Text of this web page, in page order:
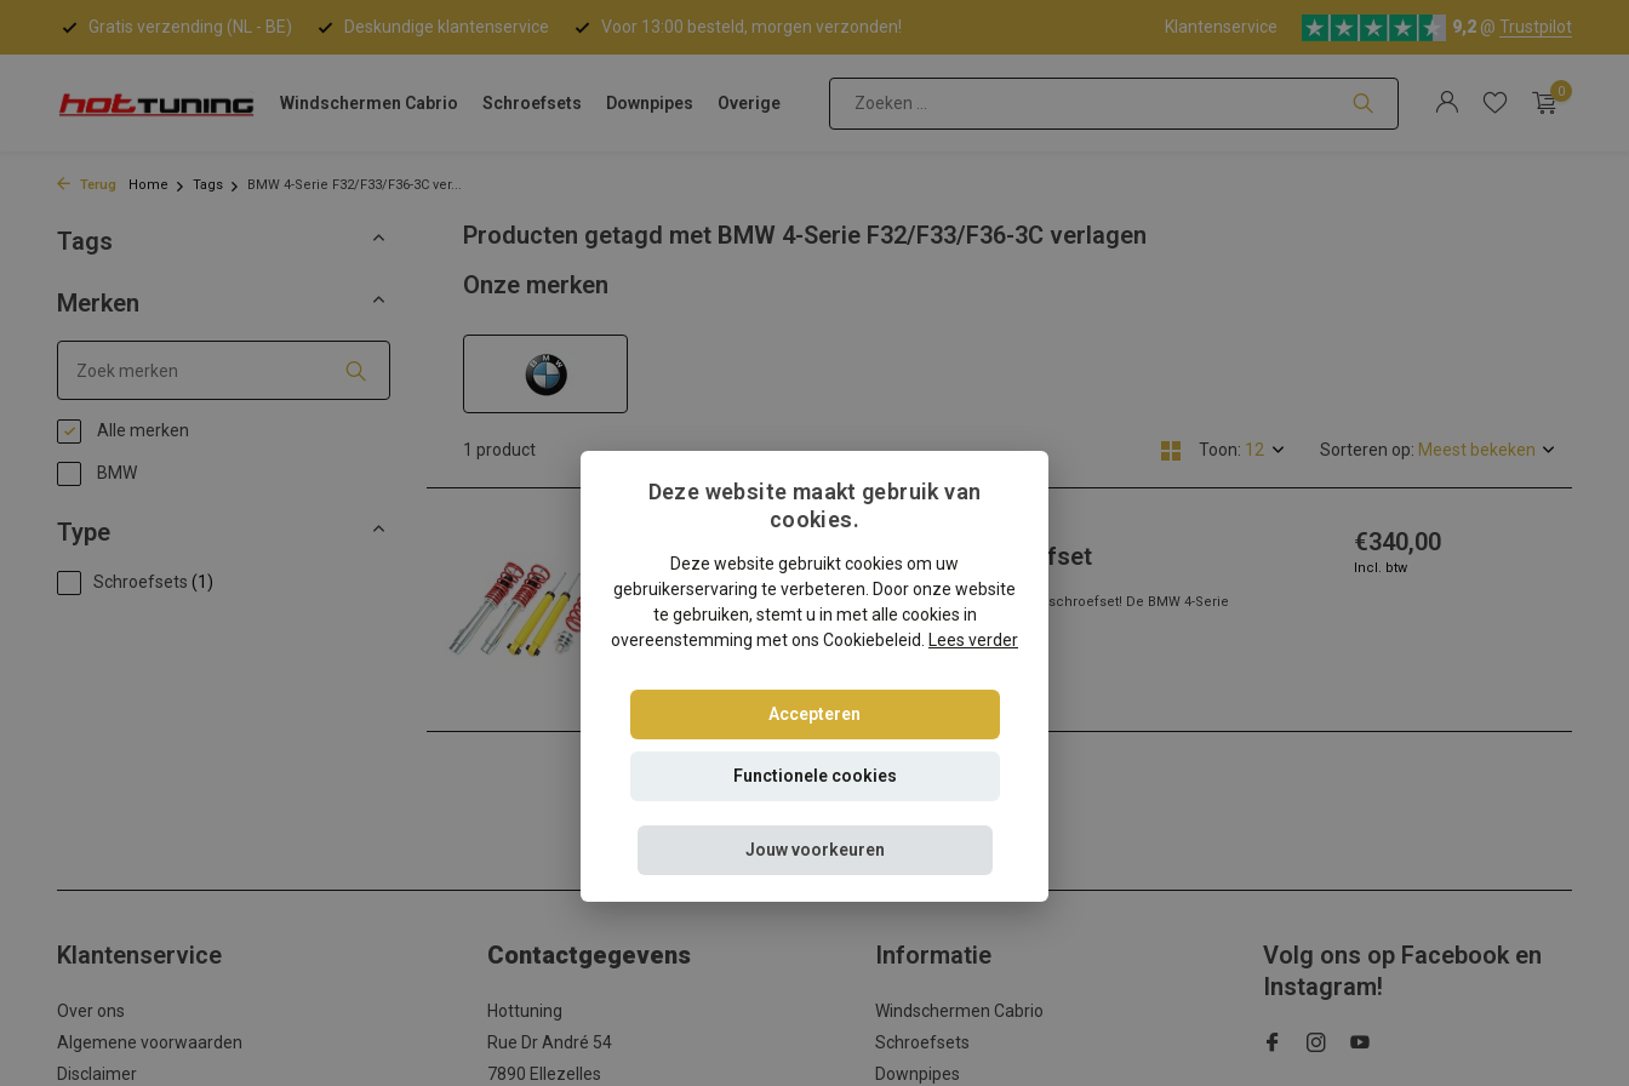
Gratis verzending (NL - BE) Deskundige klantenservice Voor 13:00 besteld, morgen verzonden! Klantenservice 9,2 @ Trustpilot
Windschermen Cabrio Schroefsets Downpipes Overige
0
Terug Home Tags BMW 4-Serie F32/F33/F36-3C ver...
Tags
Merken
Alle merken
BMW
Type
Schroefsets (1)
Producten getagd met BMW 4-Serie F32/F33/F36-3C verlagen
Onze merken
1 product Toon: Sorteren op:
BMW 4-Serie F32/F33/F36 schroefset
BMW 4-Serie F32/F33/F36? Kies dan voor deze Ta-Technix schroefset! De BMW 4-Serie
verlagingsset met de beste prijs/kwali...
Lees meer
€340,00
Incl. btw
Klantenservice
Over ons
Algemene voorwaarden
Disclaimer
Contactgegevens
Hottuning
Rue Dr André 54
7890 Ellezelles
Informatie
Windschermen Cabrio
Schroefsets
Downpipes
Volg ons op Facebook en
Instagram!
Deze website maakt gebruik van
cookies.
Deze website gebruikt cookies om uw
gebruikerservaring te verbeteren. Door onze website
te gebruiken, stemt u in met alle cookies in
overeenstemming met ons Cookiebeleid. Lees verder
Accepteren
Functionele cookies
Jouw voorkeuren